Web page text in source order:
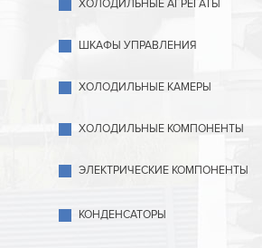
ХОЛОДИЛЬНЫЕ АГРЕГАТЫ
ШКАФЫ УПРАВЛЕНИЯ
ХОЛОДИЛЬНЫЕ КАМЕРЫ
ХОЛОДИЛЬНЫЕ КОМПОНЕНТЫ
ЭЛЕКТРИЧЕСКИЕ КОМПОНЕНТЫ
КОНДЕНСАТОРЫ